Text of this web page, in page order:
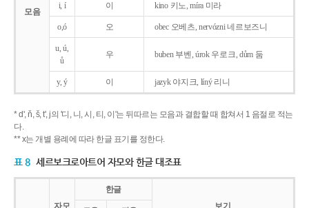
모음
i, í 이 kino 키노, míra 미라
o,ó 오 obec 오베츠, nervózni 네르보즈니
u, ú,
ů
우 buben 부벤, úrok 우로크, dům 둠
y, ý 이 jazyk야지크, líný 리니
* d', ň, š, t', j의 '디, 니, 시, 티, 이'는 뒤따르는 모음과 결합할 때 합쳐서 1 음절로 적는
다.
** x는 개별 용례에 따라 한글 표기를 정한다.
표 8 세르보크로아트어 자모와 한글 대조표
자모
한글
보기